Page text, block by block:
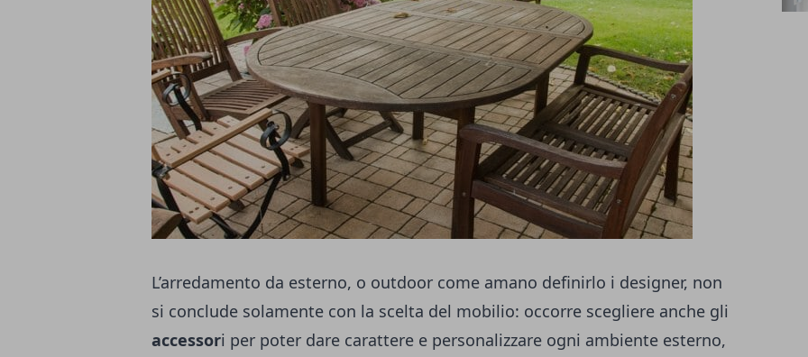
L’arredamento da esterno, o outdoor come amano definirlo i designer, non
si conclude solamente con la scelta del mobilio: occorre scegliere anche gli
accessori per poter dare carattere e personalizzare ogni ambiente esterno,